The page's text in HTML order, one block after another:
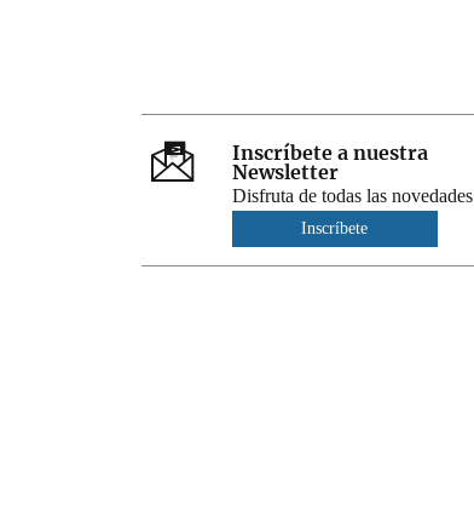
Inscríbete a nuestra
Newsletter
Disfruta de todas las novedades
Inscríbete